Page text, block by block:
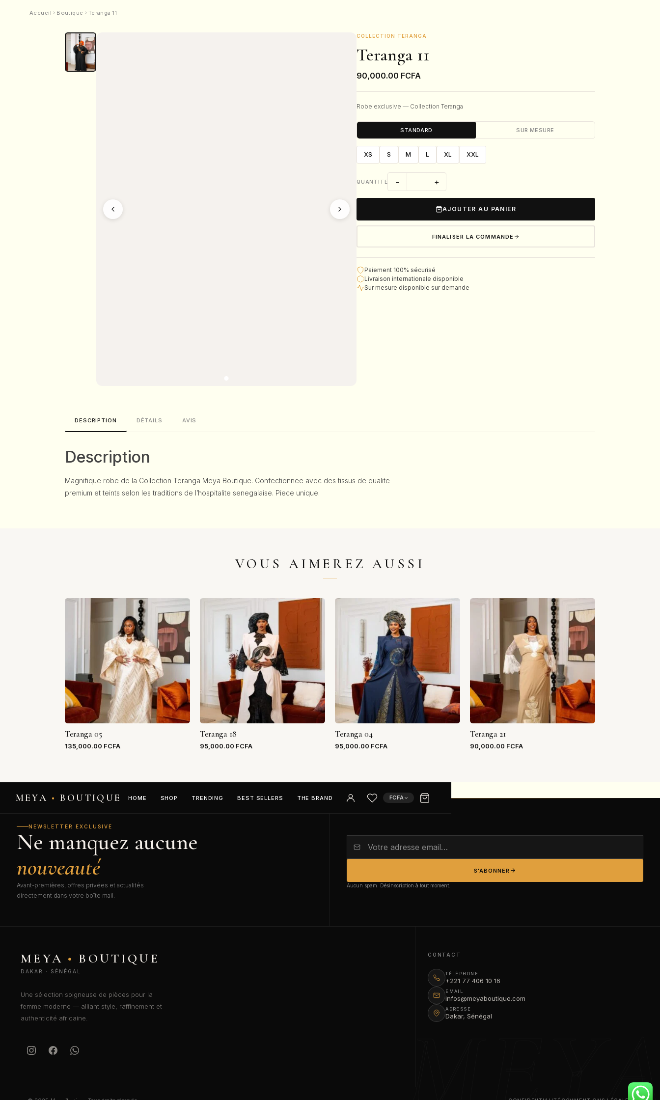
Accueil Boutique Teranga 11
COLLECTION TERANGA
Teranga 11
90,000.00 FCFA
Robe exclusive — Collection Teranga
STANDARD SUR MESURE
XS S M L XL XXL
QUANTITÉ − +
AJOUTER AU PANIER
FINALISER LA COMMANDE
Paiement 100% sécurisé
Livraison internationale disponible
Sur mesure disponible sur demande
DESCRIPTION DÉTAILS AVIS
Description
Magnifique robe de la Collection Teranga Meya Boutique. Confectionnee avec des tissus de qualite
premium et teints selon les traditions de l’hospitalite senegalaise. Piece unique.
VOUS AIMEREZ AUSSI
Teranga 05
135,000.00 FCFA
Teranga 18
95,000.00 FCFA
Teranga 04
95,000.00 FCFA
Teranga 21
90,000.00 FCFA
MEYA • BOUTIQUE HOME SHOP TRENDING BEST SELLERS THE BRAND FCFA
NEWSLETTER EXCLUSIVE
Ne manquez aucune
nouveauté
Avant-premières, offres privées et actualités
directement dans votre boîte mail.
S'ABONNER
Aucun spam. Désinscription à tout moment.
MEYA • BOUTIQUE
DAKAR · SÉNÉGAL
Une sélection soigneuse de pièces pour la
femme moderne — alliant style, raffinement et
authenticité africaine.
CONTACT
TÉLÉPHONE
+221 77 406 10 16
EMAIL
infos@meyaboutique.com
ADRESSE
Dakar, Sénégal